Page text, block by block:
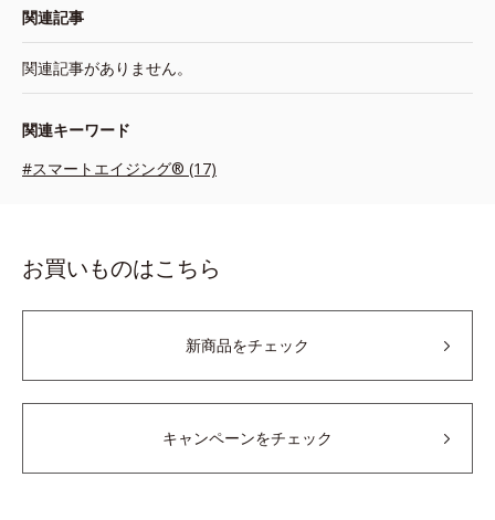
関連記事
関連記事がありません。
関連キーワード
#スマートエイジング® (17)
お買いものはこちら
新商品をチェック
キャンペーンをチェック